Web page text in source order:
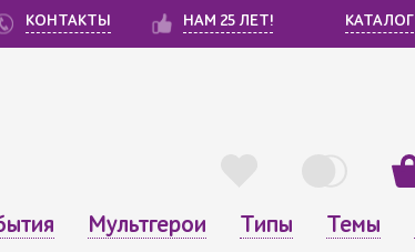
КОНТАКТЫ НАМ 25 ЛЕТ! КАТАЛОГ
Мультгерои Типы Темы